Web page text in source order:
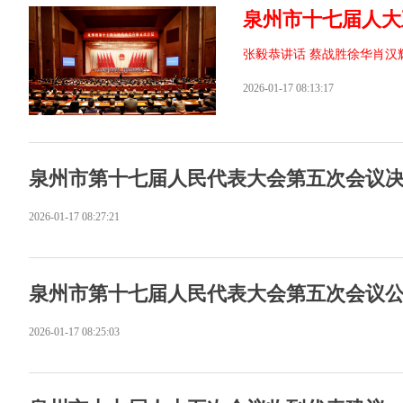
泉州市十七届人
张毅恭讲话 蔡战胜徐华肖
2026-01-17 08:13:17
泉州市第十七届人民代表大会第五次会议
2026-01-17 08:27:21
泉州市第十七届人民代表大会第五次会议
2026-01-17 08:25:03